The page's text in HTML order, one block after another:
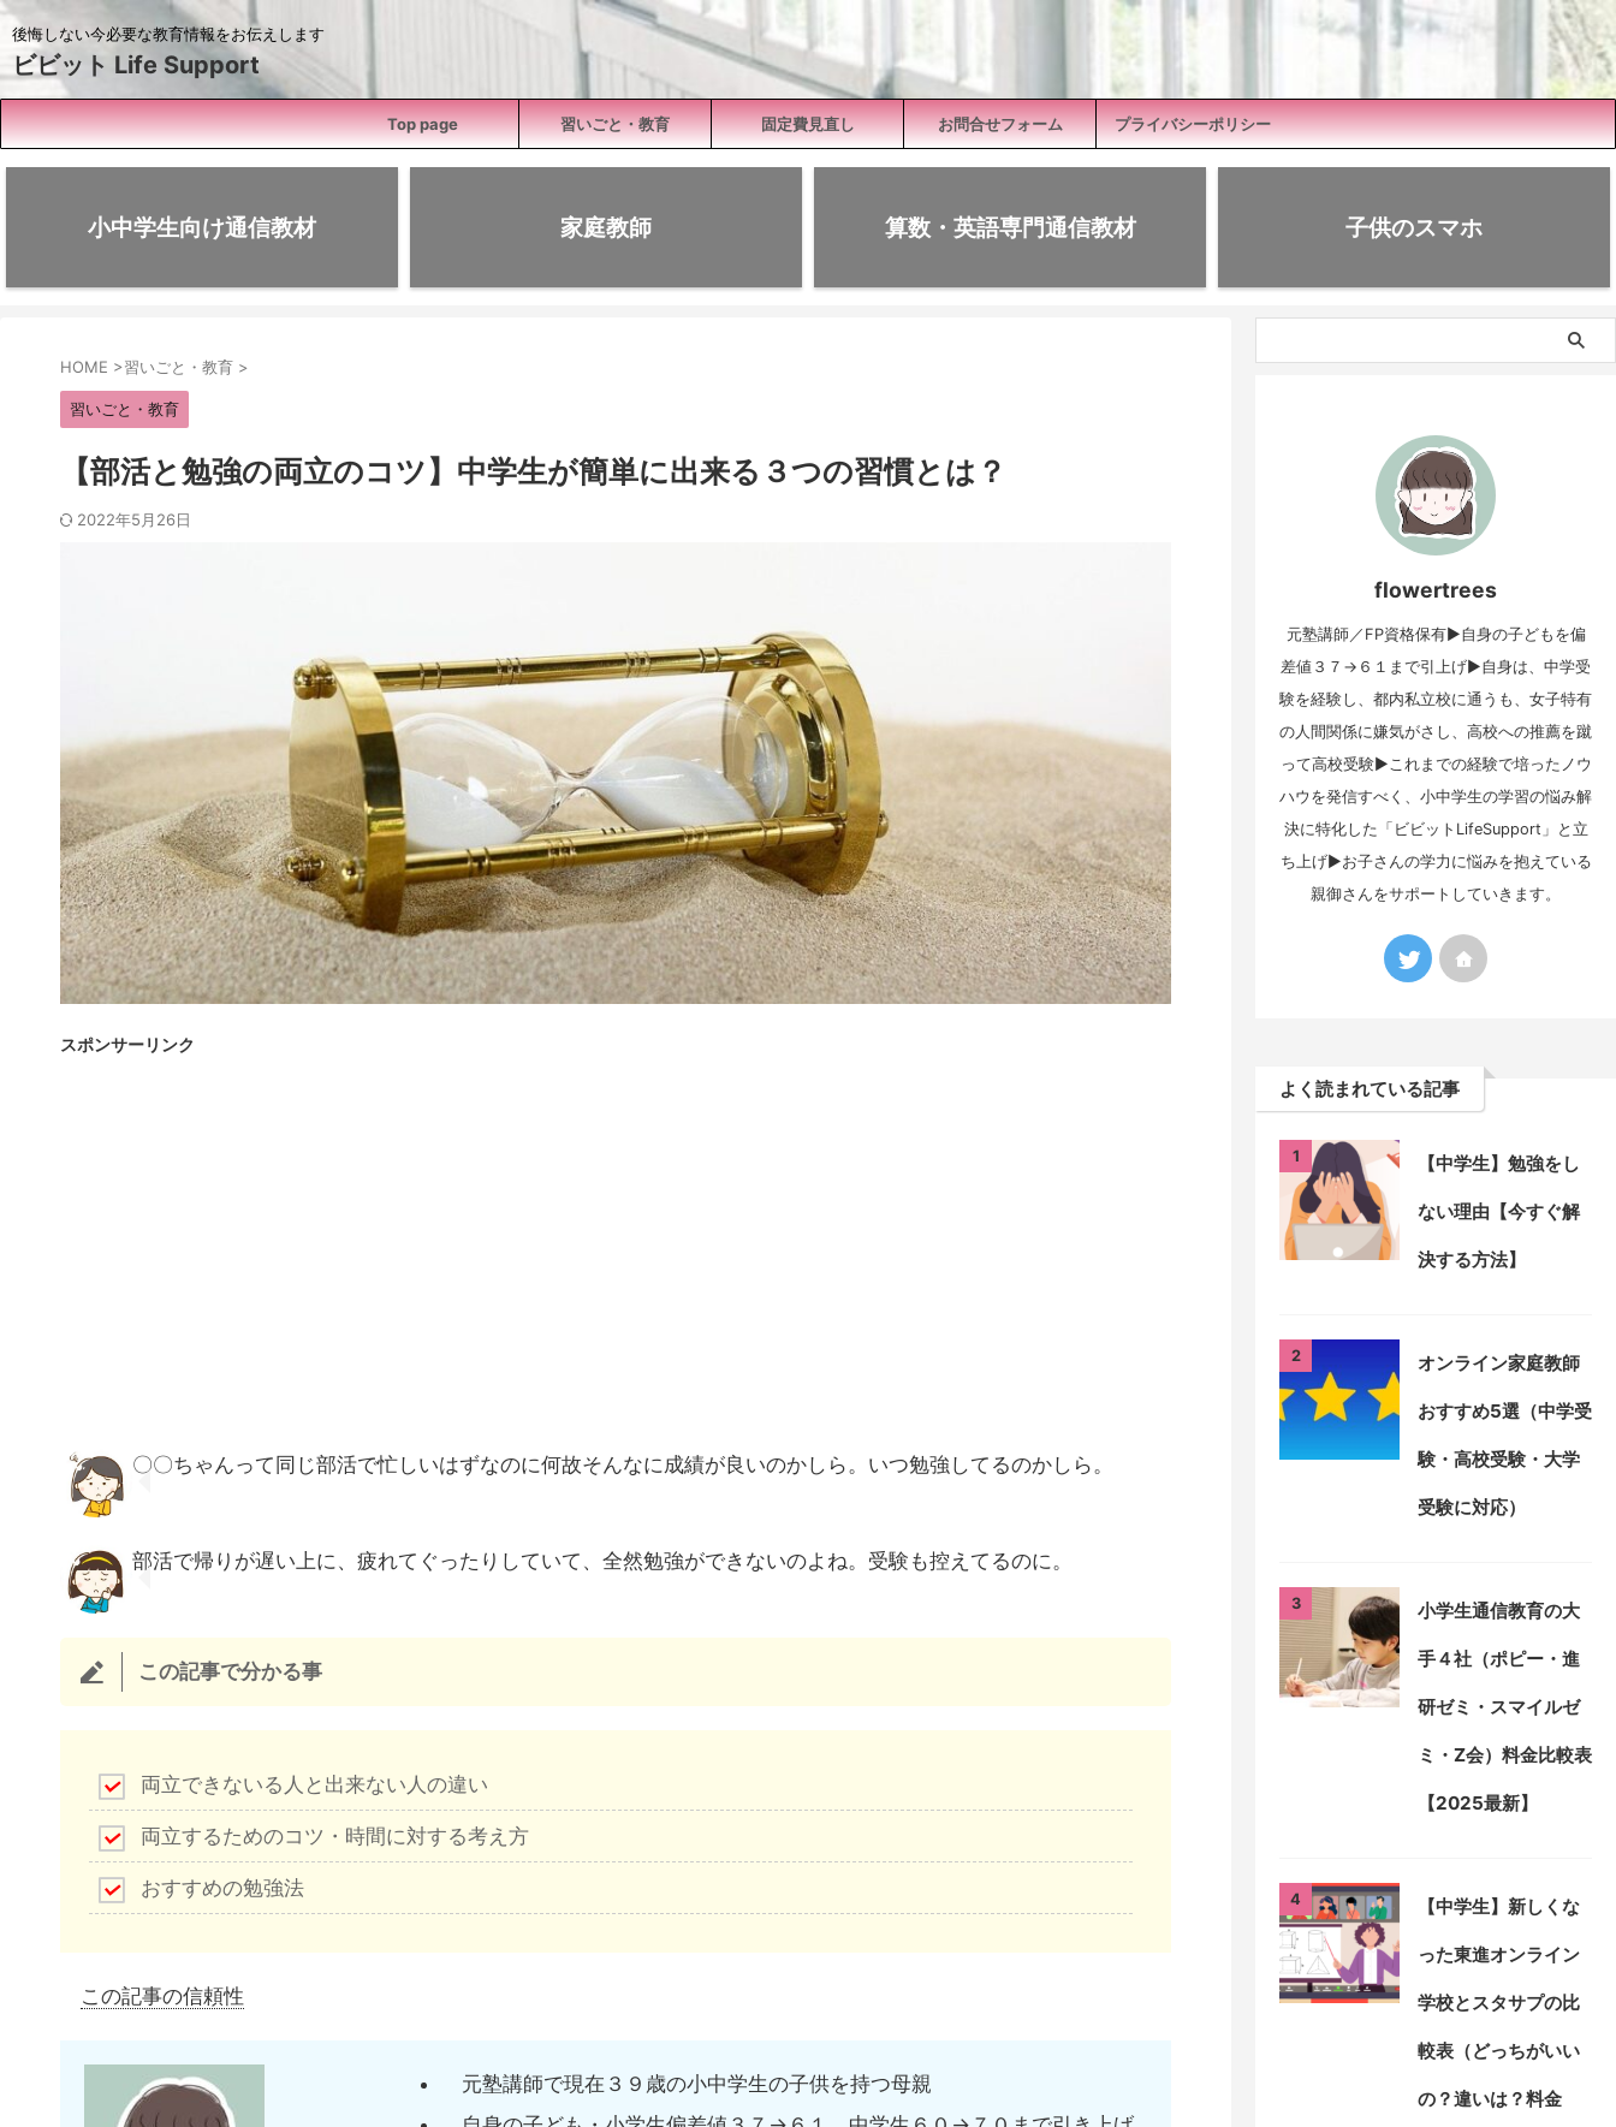
後悔しない今必要な教育情報をお伝えします
ビビット Life Support
Top page 習いごと・教育 固定費見直し お問合せフォーム プライバシーポリシー
小中学生向け通信教材 家庭教師 算数・英語専門通信教材 子供のスマホ
HOME >習いごと・教育 >
習いごと・教育
【部活と勉強の両立のコツ】中学生が簡単に出来る３つの習慣とは？
2022年5月26日
スポンサーリンク
〇〇ちゃんって同じ部活で忙しいはずなのに何故そんなに成績が良いのかしら。いつ勉強してるのかしら。
部活で帰りが遅い上に、疲れてぐったりしていて、全然勉強ができないのよね。受験も控えてるのに。
この記事で分かる事
両立できないる人と出来ない人の違い
両立するためのコツ・時間に対する考え方
おすすめの勉強法
この記事の信頼性
元塾講師で現在３９歳の小中学生の子供を持つ母親
flowertrees
元塾講師／FP資格保有▶自身の子どもを偏
差値３７→６１まで引上げ▶自身は、中学受
験を経験し、都内私立校に通うも、女子特有
の人間関係に嫌気がさし、高校への推薦を蹴
って高校受験▶これまでの経験で培ったノウ
ハウを発信すべく、小中学生の学習の悩み解
決に特化した「ビビットLifeSupport」と立
ち上げ▶お子さんの学力に悩みを抱えている
親御さんをサポートしていきます。
よく読まれている記事
1 【中学生】勉強をし
ない理由【今すぐ解
決する方法】
2 オンライン家庭教師
おすすめ5選（中学受
験・高校受験・大学
受験に対応）
3 小学生通信教育の大
手４社（ポピー・進
研ゼミ・スマイルゼ
ミ・Z会）料金比較表
【2025最新】
4 【中学生】新しくな
った東進オンライン
学校とスタサプの比
較表（どっちがいい
の？違いは？料金